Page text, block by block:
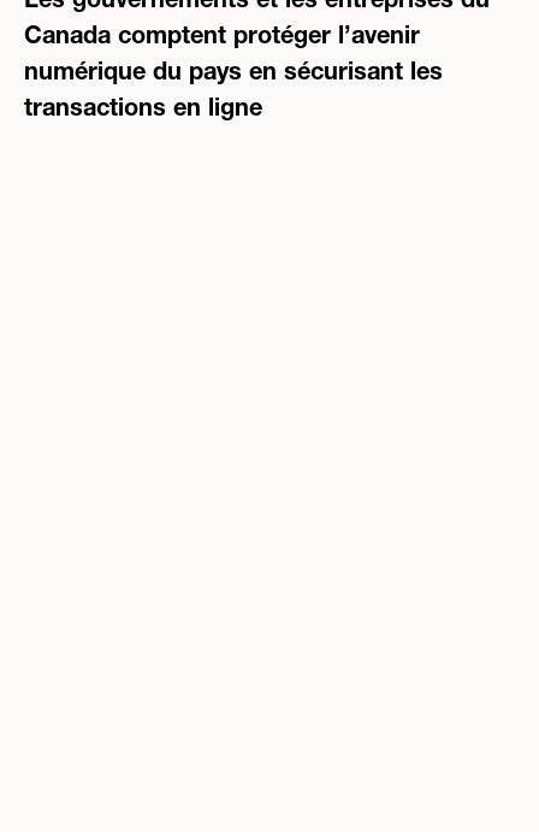
Canada comptent protéger l’avenir
numérique du pays en sécurisant les
transactions en ligne